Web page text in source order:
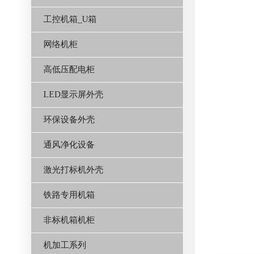
工控机箱_U箱
网络机柜
高低压配电柜
LED显示屏外壳
环保设备外壳
通风净化设备
激光打标机外壳
铁路专用机箱
非标机箱机柜
机加工系列